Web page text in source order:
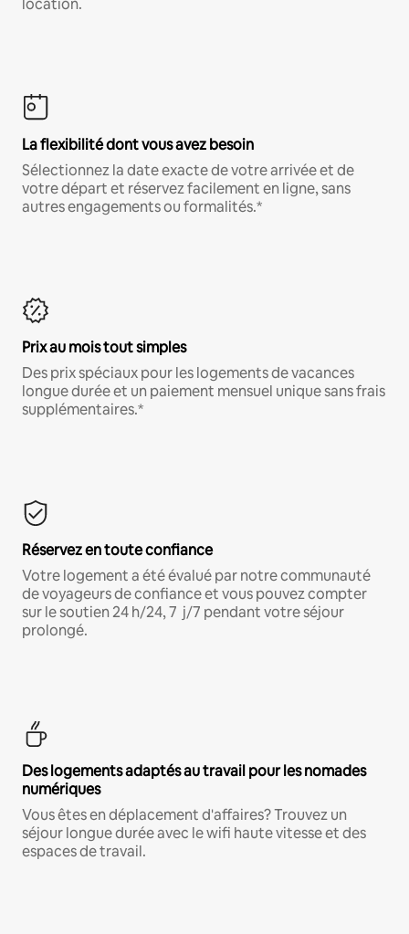
location.
La flexibilité dont vous avez besoin
Sélectionnez la date exacte de votre arrivée et de
votre départ et réservez facilement en ligne, sans
autres engagements ou formalités.*
Prix au mois tout simples
Des prix spéciaux pour les logements de vacances
longue durée et un paiement mensuel unique sans frais
supplémentaires.*
Réservez en toute confiance
Votre logement a été évalué par notre communauté
de voyageurs de confiance et vous pouvez compter
sur le soutien 24 h/24, 7 j/7 pendant votre séjour
prolongé.
Des logements adaptés au travail pour les nomades
numériques
Vous êtes en déplacement d'affaires? Trouvez un
séjour longue durée avec le wifi haute vitesse et des
espaces de travail.